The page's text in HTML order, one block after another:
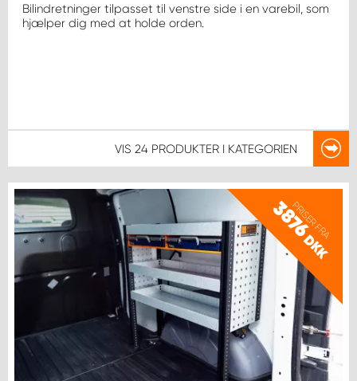
Bilindretninger tilpasset til venstre side i en varebil, som
hjælper dig med at holde orden.
VIS 24 PRODUKTER I KATEGORIEN
PRISER FRA
3876
DKK